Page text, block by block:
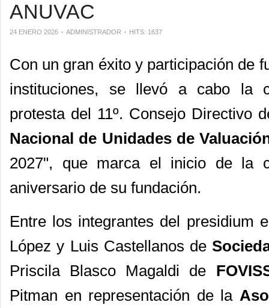
ANUVAC
24 ENERO 2026 ADMINISTRADOR HITS: 1637
Con un gran éxito y participación de
instituciones, se llevó a cabo la
protesta del 11º. Consejo Directivo
Nacional de Unidades de
2027", que marca el inicio de la
aniversario de su fundación.
Entre los integrantes del presidium
López y Luis Castellanos de
Priscila Blasco Magaldi de
Pitman en representación de la